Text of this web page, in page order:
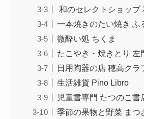
和のセレクトショップ
一本焼きのたい焼き ふ
微酔い処 ちくま
たこやき・焼きとり 左
日用陶器の店 穂高クラ
生活雑貨 Pino Libro
児童書専門 たつのこ書
季節の果物と野菜 まつ